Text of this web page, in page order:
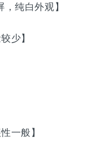
纯白外观】
少】
一般】